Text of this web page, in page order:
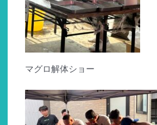
マグロ解体ショー